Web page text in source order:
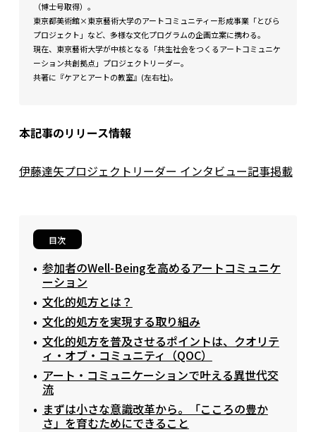
（博士号取得）。
東京都美術館×東京藝術大学のアートコミュニティー形成事業「とびら
プロジェクト」など、多様な文化プログラムの企画立案に携わる。
現在、東京藝術大学が中核となる「共生社会をつくるアートコミュニケ
ーション共創拠点」プロジェクトリーダー。
共著に『ケアとアートの教室』(左右社)。
本記事のリリース情報
伊藤達矢プロジェクトリーダー インタビュー記事掲載
目次
参加者のWell-Beingを高めるアートコミュニケ
ーション
文化的処方とは？
文化的処方を実現する取り組み
文化的処方を普及させるポイントは、クオリテ
ィ・オブ・コミュニティ（QOC）
アート・コミュニケーションで叶える異世代交
流
まずは小さな意識改革から。「こころの豊か
さ」を育むためにできること